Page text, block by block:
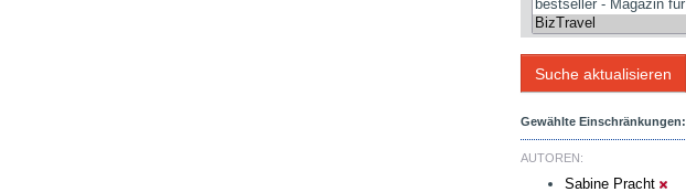
Gewählte Einschränkungen:
AUTOREN:
Sabine Pracht